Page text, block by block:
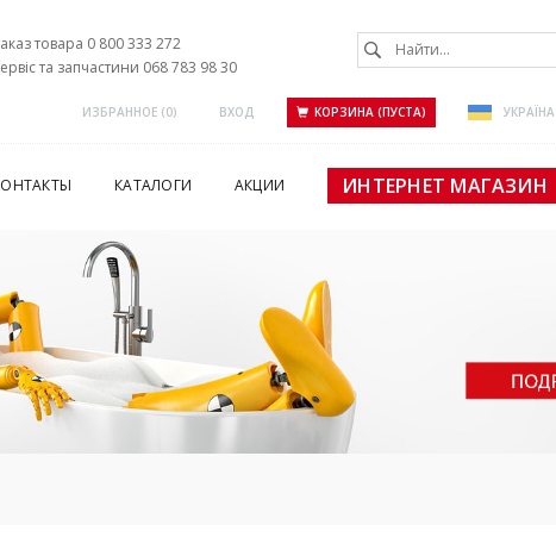
товара 0 800 333 272
та запчастини 068 783 98 30
ИЗБРАННОЕ (0) ВХОД КОРЗИНА (ПУСТА) УКРАЇНА
КАТАЛОГИ АКЦИИ ИНТЕРНЕТ МАГАЗИН